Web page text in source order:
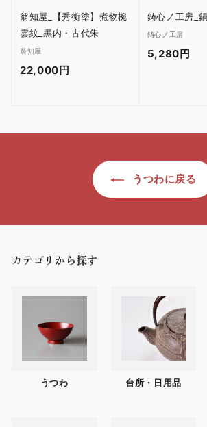
翁知屋_【秀衡塗】煮物椀
雲紋_黒内・古代朱
翁知屋
22,000円
鋳心ノ工房_
鋳心ノ工房
5,280円
うつわに戻る
カテゴリから探す
うつわ 台所・日用品